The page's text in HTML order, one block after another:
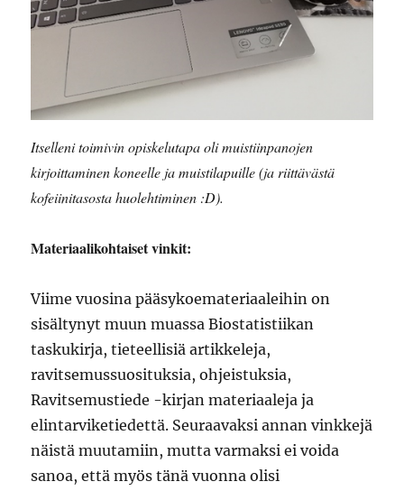
Itselleni toimivin opiskelutapa oli muistiinpanojen
kirjoittaminen koneelle ja muistilapuille (ja riittävästä
kofeiinitasosta huolehtiminen :D).
Materiaalikohtaiset vinkit:
Viime vuosina pääsykoemateriaaleihin on
sisältynyt muun muassa Biostatistiikan
taskukirja, tieteellisiä artikkeleja,
ravitsemussuosituksia, ohjeistuksia,
Ravitsemustiede -kirjan materiaaleja ja
elintarviketiedettä. Seuraavaksi annan vinkkejä
näistä muutamiin, mutta varmaksi ei voida
sanoa, että myös tänä vuonna olisi